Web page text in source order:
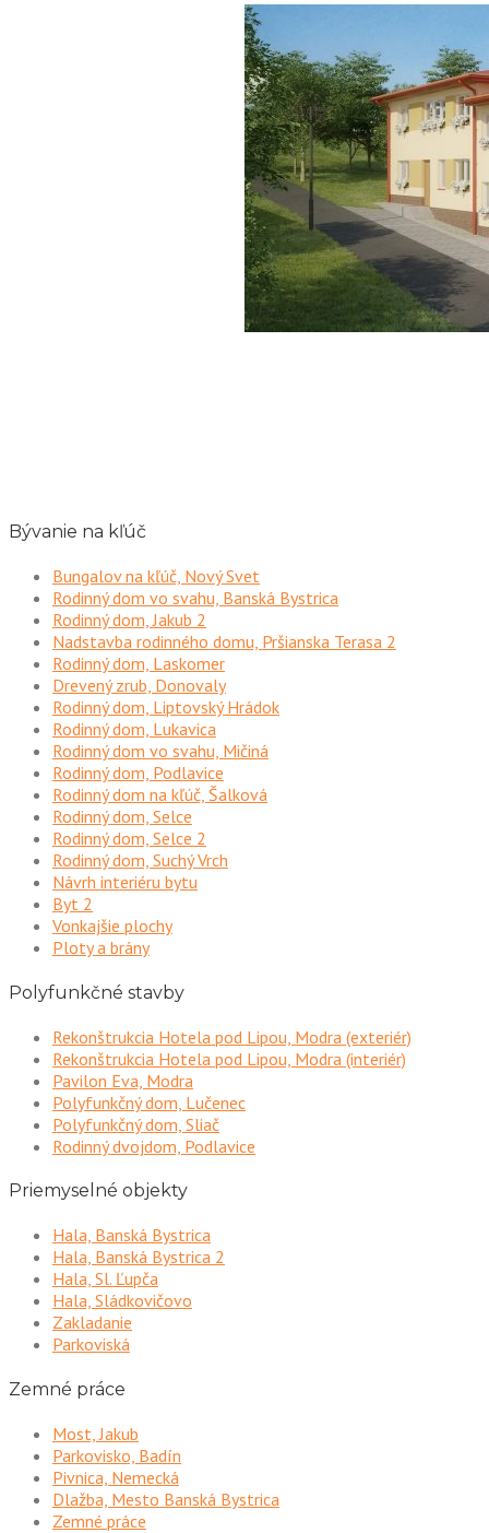
Bývanie na kľúč
Bungalov na kľúč, Nový Svet
Rodinný dom vo svahu, Banská Bystrica
Rodinný dom, Jakub 2
Nadstavba rodinného domu, Pršianska Terasa 2
Rodinný dom, Laskomer
Drevený zrub, Donovaly
Rodinný dom, Liptovský Hrádok
Rodinný dom, Lukavica
Rodinný dom vo svahu, Mičiná
Rodinný dom, Podlavice
Rodinný dom na kľúč, Šalková
Rodinný dom, Selce
Rodinný dom, Selce 2
Rodinný dom, Suchý Vrch
Návrh interiéru bytu
Byt 2
Vonkajšie plochy
Ploty a brány
Polyfunkčné stavby
Rekonštrukcia Hotela pod Lipou, Modra (exteriér)
Rekonštrukcia Hotela pod Lipou, Modra (interiér)
Pavilon Eva, Modra
Polyfunkčný dom, Lučenec
Polyfunkčný dom, Sliač
Rodinný dvojdom, Podlavice
Priemyselné objekty
Hala, Banská Bystrica
Hala, Banská Bystrica 2
Hala, Sl. Ľupča
Hala, Sládkovičovo
Zakladanie
Parkoviská
Zemné práce
Most, Jakub
Parkovisko, Badín
Pivnica, Nemecká
Dlažba, Mesto Banská Bystrica
Zemné práce